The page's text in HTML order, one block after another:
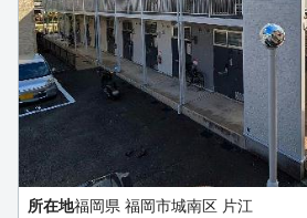
所在地福岡県 福岡市城南区 片江